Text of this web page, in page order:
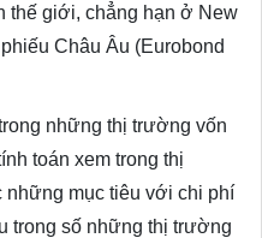
thế giới, chẳng hạn ở New
Châu Âu (Eurobond
những thị trường vốn
toán xem trong thị
mục tiêu với chi phí
trong số những thị trường